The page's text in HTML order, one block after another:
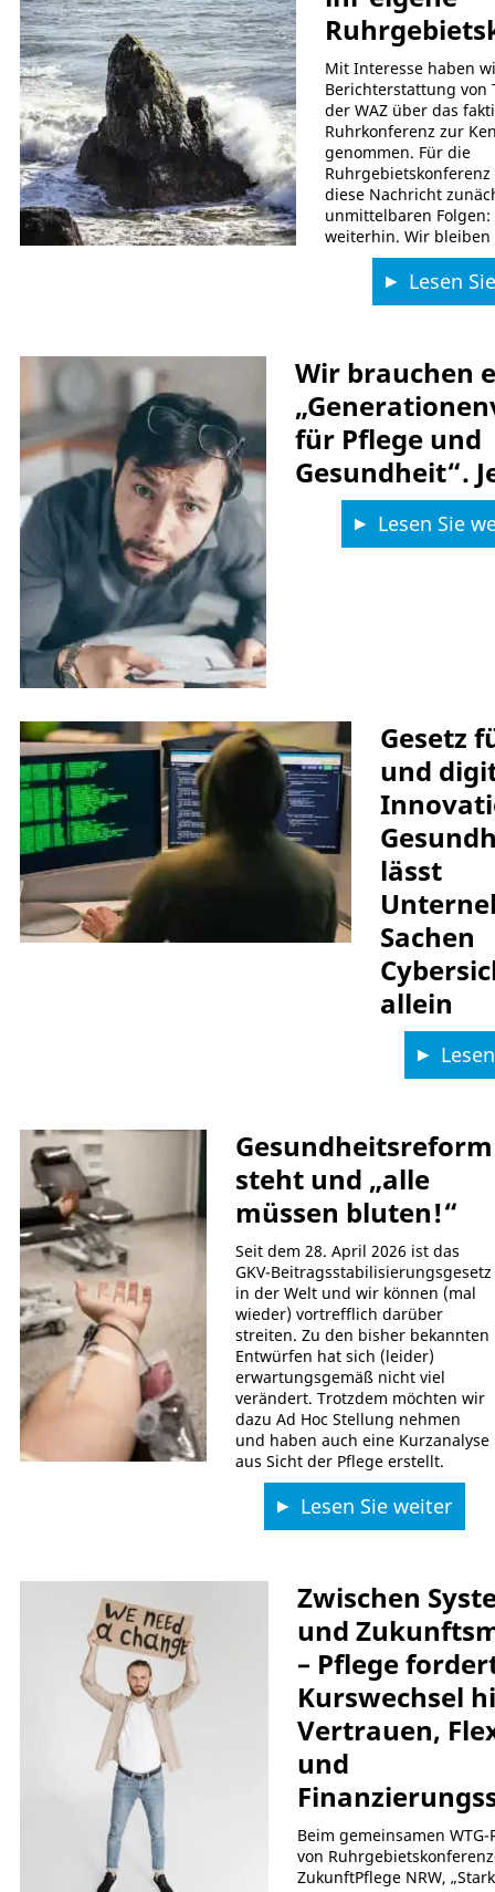
Mit Interesse haben
Berichterstattung von
der WAZ über das
Ruhrkonferenz zur
genommen. Für die
Ruhrgebietskonferenz
diese Nachricht
unmittelbaren Folgen:
weiterhin. Wir
Lesen
Wir brauchen
für Pflege und
Gesundheit“.
Lesen Sie
Gesetz
und
lässt
Sachen
allein
Gesundheitsreform
steht und „alle
müssen bluten!“
Seit dem 28. April 2026 ist das
GKV-Beitragsstabilisierungsgesetz
in der Welt und wir können (mal
wieder) vortrefflich darüber
streiten. Zu den bisher bekannten
Entwürfen hat sich (leider)
erwartungsgemäß nicht viel
verändert. Trotzdem möchten wir
dazu Ad Hoc Stellung nehmen
und haben auch eine Kurzanalyse
aus Sicht der Pflege erstellt.
Lesen Sie weiter
Zwischen
und
– Pflege
Kurswechsel
Vertrauen,
und
Beim gemeinsamen
von
ZukunftPflege NRW,